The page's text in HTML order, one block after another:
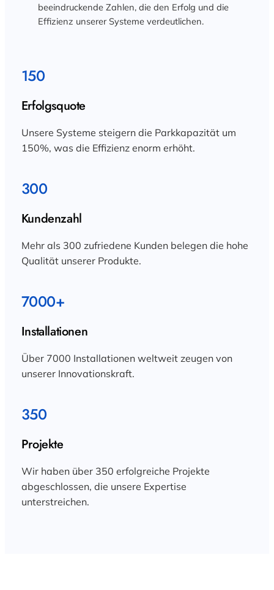
beeindruckende Zahlen, die den Erfolg und die
Effizienz unserer Systeme verdeutlichen.
150
Erfolgsquote
Unsere Systeme steigern die Parkkapazität um
150%, was die Effizienz enorm erhöht.
300
Kundenzahl
Mehr als 300 zufriedene Kunden belegen die hohe
Qualität unserer Produkte.
7000+
Installationen
Über 7000 Installationen weltweit zeugen von
unserer Innovationskraft.
350
Projekte
Wir haben über 350 erfolgreiche Projekte
abgeschlossen, die unsere Expertise
unterstreichen.